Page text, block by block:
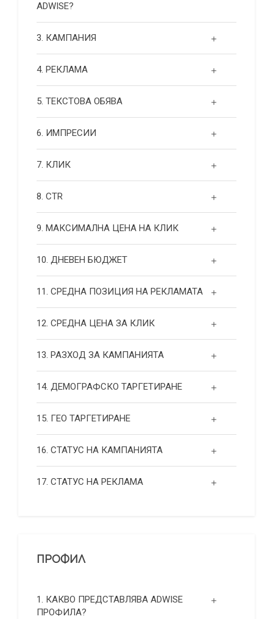
ADWISE?
3. КАМПАНИЯ
4. РЕКЛАМА
5. ТЕКСТОВА ОБЯВА
6. ИМПРЕСИИ
7. КЛИК
8. CTR
9. МАКСИМАЛНА ЦЕНА НА КЛИК
10. ДНЕВЕН БЮДЖЕТ
11. СРЕДНА ПОЗИЦИЯ НА РЕКЛАМАТА
12. СРЕДНА ЦЕНА ЗА КЛИК
13. РАЗХОД ЗА КАМПАНИЯТА
14. ДЕМОГРАФСКО ТАРГЕТИРАНЕ
15. ГЕО ТАРГЕТИРАНЕ
16. СТАТУС НА КАМПАНИЯТА
17. СТАТУС НА РЕКЛАМА
ПРОФИЛ
1. КАКВО ПРЕДСТАВЛЯВА ADWISE
ПРОФИЛА?